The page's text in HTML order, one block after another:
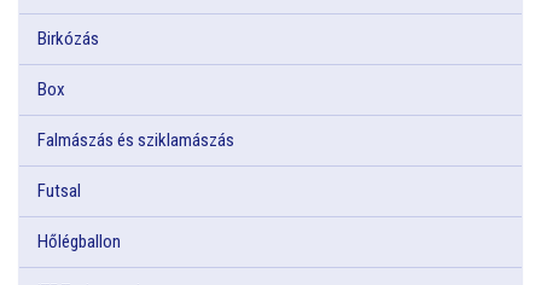
Birkózás
Box
Falmászás és sziklamászás
Futsal
Hőlégballon